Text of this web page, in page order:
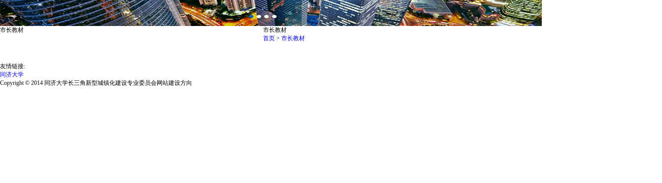
市长教材
市长教材
首页 > 市长教材
友情链接:
同济大学
Copyright © 2014 同济大学长三角新型城镇化建设专业委员会网站建设方向